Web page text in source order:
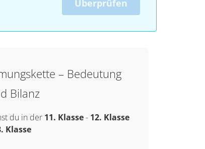
Überprüfen
– Bedeutung
Bilanz
du in der 11. Klasse- 12. Klasse
Klasse